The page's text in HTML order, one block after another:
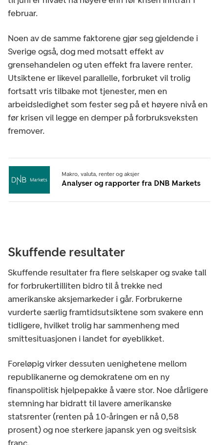
februar.
Noen av de samme faktorene gjør seg gjeldende i
Sverige også, dog med motsatt effekt av
grensehandelen og uten effekt fra lavere renter.
Utsiktene er likevel parallelle, forbruket vil trolig
fortsatt vris tilbake mot tjenester, men en
arbeidsledighet som fester seg på et høyere nivå en
før krisen vil legge en demper på forbruksveksten
fremover.
Makro, valuta, renter og aksjer
Analyser og rapporter fra DNB Markets
Skuffende resultater
Skuffende resultater fra flere selskaper og svake tall
for forbrukertilliten bidro til å trekke ned
amerikanske aksjemarkeder i går. Forbrukerne
vurderte særlig framtidsutsiktene som svakere enn
tidligere, hvilket trolig har sammenheng med
smittesituasjonen i landet for øyeblikket.
Foreløpig virker dessuten uenighetene mellom
republikanerne og demokratene om en ny
finanspolitisk hjelpepakke å være stor. Noe dårligere
stemning har bidratt til lavere amerikanske
statsrenter (renten på 10-åringen er nå 0,58
prosent) og noe sterkere japansk yen og sveitsisk